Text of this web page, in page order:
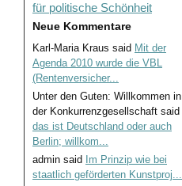
für politische Schönheit
Neue Kommentare
Karl-Maria Kraus said Mit der
Agenda 2010 wurde die VBL
(Rentenversicher...
Unter den Guten: Willkommen in
der Konkurrenzgesellschaft said
das ist Deutschland oder auch
Berlin; willkom...
admin said
Im Prinzip wie bei
staatlich geförderten Kunstproj...